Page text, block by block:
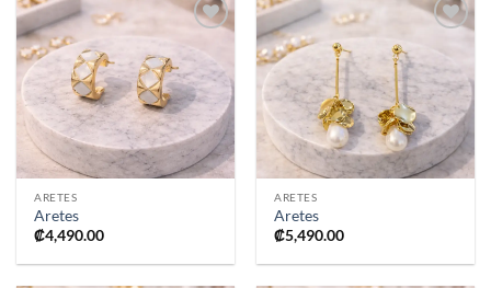
a la
lista de
deseos
ARETES
Aretes
₡4,490.00
lista de
deseos
ARETES
Aretes
₡5,490.00